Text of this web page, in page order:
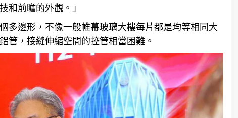
和前瞻的外觀。」
多邊形，不像一般帷幕玻璃大樓每片都是均等相同大
管，接縫伸縮空間的控管相當困難。